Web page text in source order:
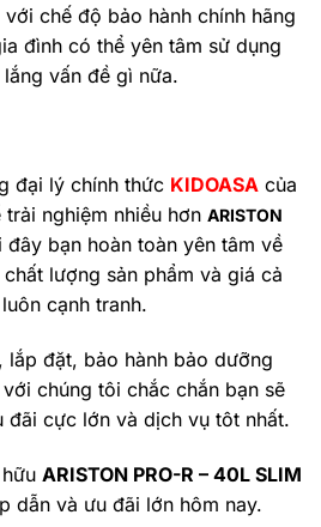
chế độ bảo hành chính hãng
đình có thể yên tâm sử dụng
vấn đề gì nữa.
đại lý chính thức KIDOASAcủa
nghiệm nhiều hơn ARISTON
đây bạn hoàn toàn yên tâm về
lượng sản phẩm và giá cả
cạnh tranh.
lắp đặt, bảo hành bảo dưỡng
chúng tôi chắc chắn bạn sẽ
đãi cực lớn và dịch vụ tôt nhất.
ARISTON PRO-R – 40L SLIM
dẫn và ưu đãi lớn hôm nay.